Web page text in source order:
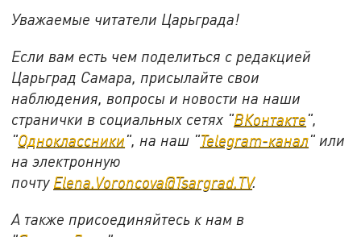
Уважаемые читатели Царьграда!
Если вам есть чем поделиться с редакцией
Царьград Самара, присылайте свои
наблюдения, вопросы и новости на наши
странички в социальных сетях "ВКонтакте",
"Одноклассники", на наш "Telegram-канал" или
на электронную
почту Elena.Voroncova@Tsargrad.TV.
А также присоединяйтесь к нам в